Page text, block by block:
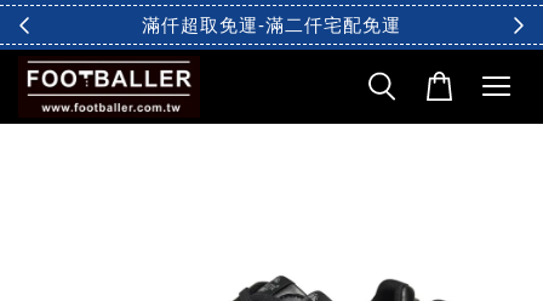
滿仟超取免運-滿二仟宅配免運